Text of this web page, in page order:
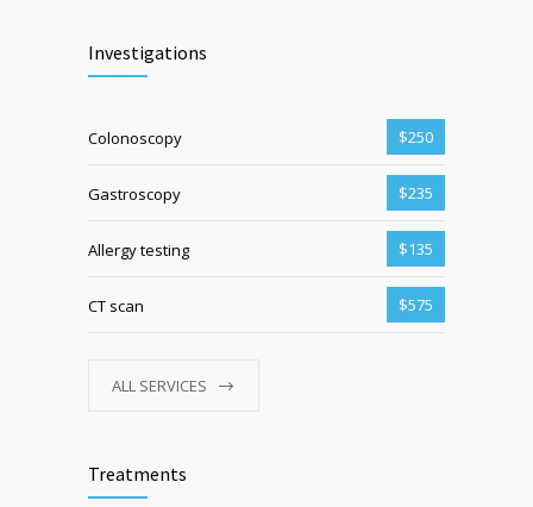
Investigations
Colonoscopy $250
Gastroscopy $235
Allergy testing $135
CT scan $575
ALL SERVICES
Treatments